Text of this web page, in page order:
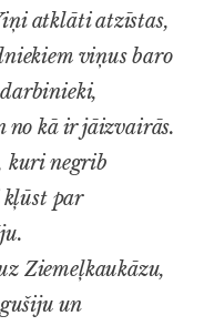
atklāti atzīstas,
viņus baro
no kā ir jāizvairās.
kuri negrib
par
Ziemeļkaukāzu,
un